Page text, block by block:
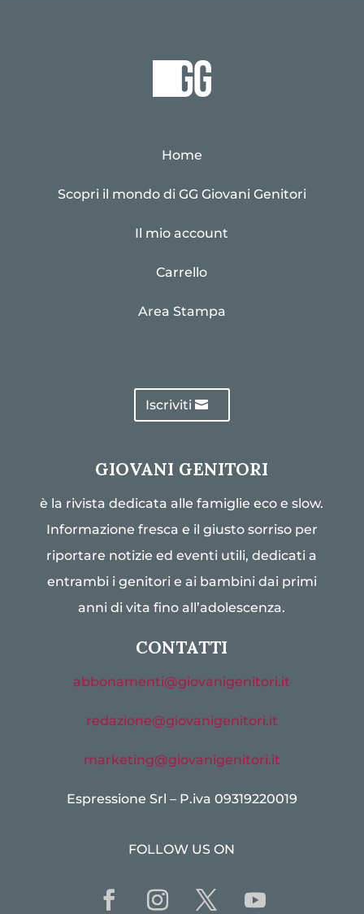
Home
Scopri il mondo di GG Giovani Genitori
Il mio account
Carrello
Area Stampa
Iscriviti
GIOVANI GENITORI
è la rivista dedicata alle famiglie eco e slow.
Informazione fresca e il giusto sorriso per
riportare notizie ed eventi utili, dedicati a
entrambi i genitori e ai bambini dai primi
anni di vita fino all’adolescenza.
CONTATTI
abbonamenti@giovanigenitori.it
redazione@giovanigenitori.it
marketing@giovanigenitori.it
Espressione Srl – P.iva 09319220019
FOLLOW US ON